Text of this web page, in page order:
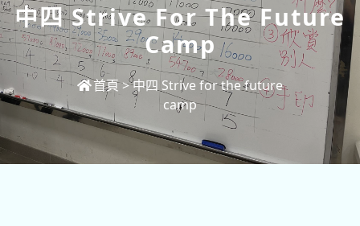
中四 Strive For The Future
Camp
首頁>中四 Strive for the future
camp